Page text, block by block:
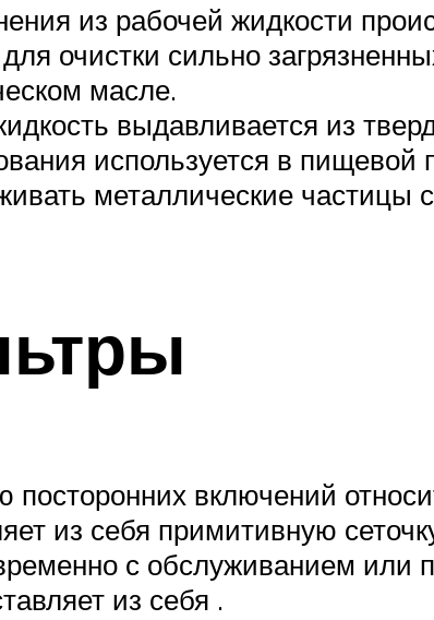
из рабочей жидкости
очистки сильно
масле.
выдавливается из
используется в
металлические частицы
посторонних включений
из себя примитивную
с обслуживанием или
из себя .